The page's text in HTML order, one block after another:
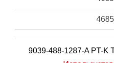
9039-488-1287-A PT-K